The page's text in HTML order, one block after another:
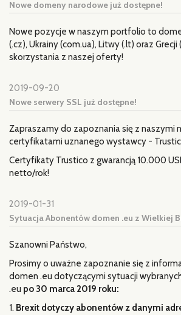
Nowe domeny narodowe już dostępne!
Nowe pozycje w naszym portfolio to
(.cz), Ukrainy (com.ua), Litwy (.lt) oraz
skorzystania z naszej oferty!
2019-09-20
Nowe serwery SSL już dostępne!
Zapraszamy do zapoznania się z naszymi
certyfikatami uznanego wystawcy -
Certyfikaty Trustico z gwarancją 10.000
netto/rok!
2019-01-31
Sytuacja Abonentów domen .eu z Wielkiej
Szanowni Państwo,
Prosimy o uważne zapoznanie się z
domen .eu dotyczącymi sytuacji
.eu po 30 marca 2019 roku:
1. Brexit dotyczy abonentów z danymi